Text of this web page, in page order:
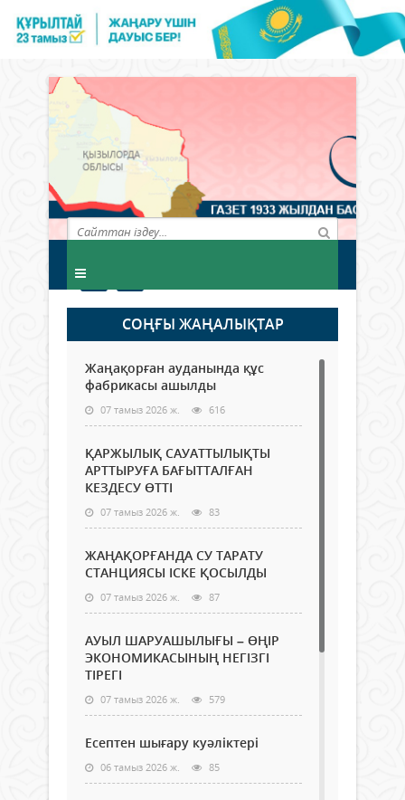
СОҢҒЫ ЖАҢАЛЫҚТАР
Жаңақорған ауданында құс
фабрикасы ашылды
07 тамыз 2026 ж. 616
ҚАРЖЫЛЫҚ САУАТТЫЛЫҚТЫ
АРТТЫРУҒА БАҒЫТТАЛҒАН
КЕЗДЕСУ ӨТТІ
07 тамыз 2026 ж. 83
ЖАҢАҚОРҒАНДА СУ ТАРАТУ
СТАНЦИЯСЫ ІСКЕ ҚОСЫЛДЫ
07 тамыз 2026 ж. 87
АУЫЛ ШАРУАШЫЛЫҒЫ – ӨҢІР
ЭКОНОМИКАСЫНЫҢ НЕГІЗГІ
ТІРЕГІ
07 тамыз 2026 ж. 579
Есептен шығару куәліктері
06 тамыз 2026 ж. 85